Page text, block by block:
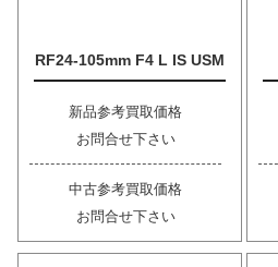
RF24-105mm F4 L IS USM
新品参考買取価格
お問合せ下さい
中古参考買取価格
お問合せ下さい